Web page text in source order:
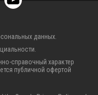
данных.
справочный характер
публичной офертой